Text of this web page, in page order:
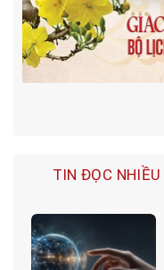
TIN ĐỌC NHIỀU